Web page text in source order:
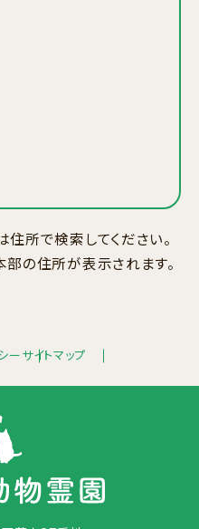
所で検索してください。
の住所が表示されます。
ーサイトマップ